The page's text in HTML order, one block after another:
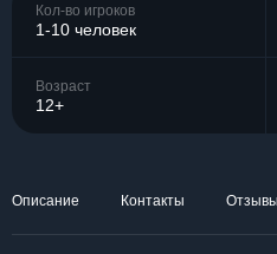
Кол-во игроков
1-10 человек
Возраст
12+
Описание Контакты Отзывы